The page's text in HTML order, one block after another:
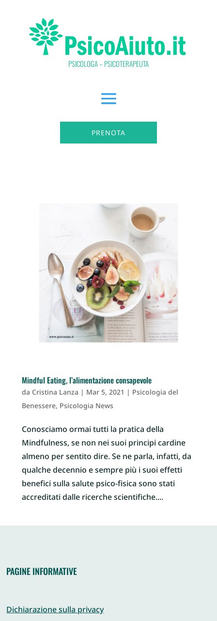
PSICOLOGA – PSICOTERAPEUTA
PRENOTA
Mindful Eating, l’alimentazione consapevole
daCristina Lanza | Mar 5, 2021 | Psicologia del
Benessere,Psicologia News
Conosciamo ormai tutti la pratica della
Mindfulness, se non nei suoi principi cardine
almeno per sentito dire. Se ne parla, infatti, da
qualche decennio e sempre più i suoi effetti
benefici sulla salute psico-fisica sono stati
accreditati dalle ricerche scientifiche....
PAGINE INFORMATIVE
Dichiarazione sulla privacy